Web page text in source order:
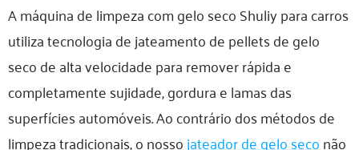
A máquina de limpeza com gelo seco Shuliy para carros
utiliza tecnologia de jateamento de pellets de gelo
seco de alta velocidade para remover rápida e
completamente sujidade, gordura e lamas das
superfícies automóveis. Ao contrário dos métodos de
limpeza tradicionais, o nossojateador de gelo seconão